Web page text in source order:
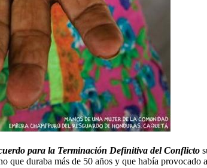
para la Terminación Definitiva del Conflicto
duraba más de 50 años y que había provocado